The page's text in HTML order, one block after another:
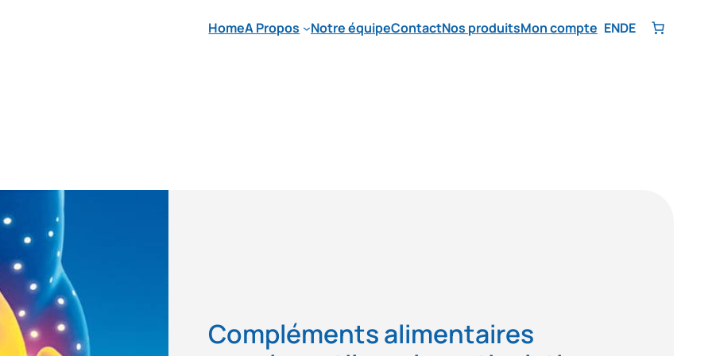
HomeA Propos Notre équipeContactNos produitsMon compte ENDE
Compléments alimentaires